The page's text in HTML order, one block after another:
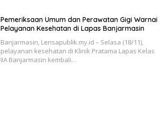
Pemeriksaan Umum dan Perawatan Gigi Warnai
Pelayanan Kesehatan di Lapas Banjarmasin
Banjarmasin, Lensapublik.my.id – Selasa (18/11),
pelayanan kesehatan di Klinik Pratama Lapas Kelas
IIA Banjarmasin kembali…